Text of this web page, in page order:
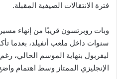
فترة الانتقالات الصيفية المقبلة.
وبات روبرتسون قريبًا من إنهاء
سنوات داخل ملعب أنفيلد، بعدما
ليفربول بنهاية الموسم الحالي،
الإنجليزي الممتاز وسط اهتمام